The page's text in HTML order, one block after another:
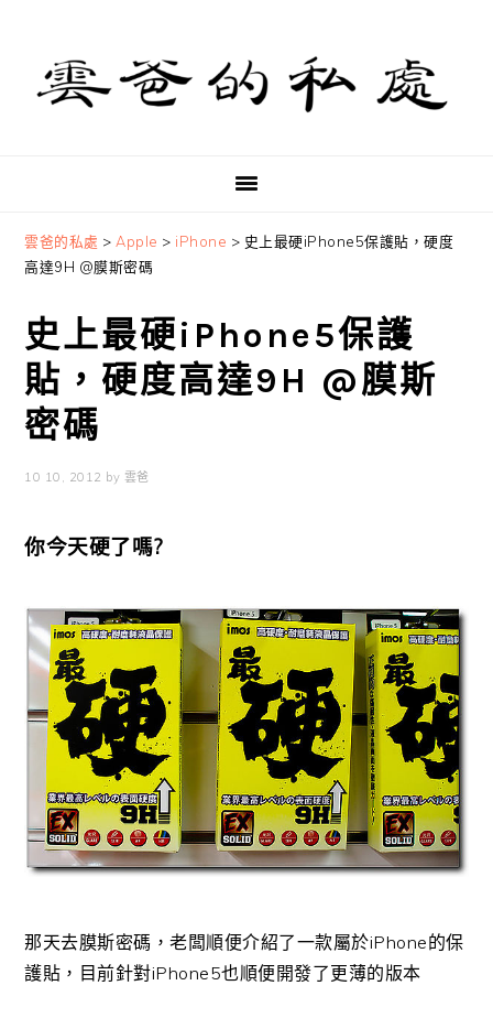
primary
navigation
content
primary
sidebar
雲爸的私處 > Apple > iPhone > 史上最硬iPhone5保護貼，硬度
高達9H @膜斯密碼
史上最硬iPhone5保護
貼，硬度高達9H @膜斯
密碼
10 10, 2012 by 雲爸
你今天硬了嗎?
那天去膜斯密碼，老闆順便介紹了一款屬於iPhone的保
護貼，目前針對iPhone5也順便開發了更薄的版本